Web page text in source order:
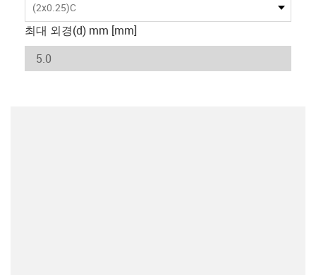
(2x0.25)C
최대 외경(d) mm [mm]